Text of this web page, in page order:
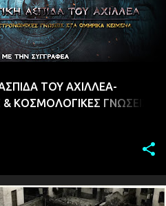
ΤΟΥ ΑΧΙΛΛΕΑ-
ΚΟΣΜΟΛΟΓΙΚΕΣ ΓΝΩΣΕΙΣ
(Η ΝΕΑ ΜΑΣ ΤΑΙΝΙΑ)